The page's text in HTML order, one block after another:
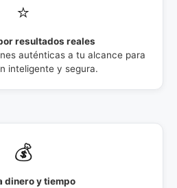
⭐
resultados reales
auténticas a tu alcance para
inteligente y segura.
💰
dinero y tiempo